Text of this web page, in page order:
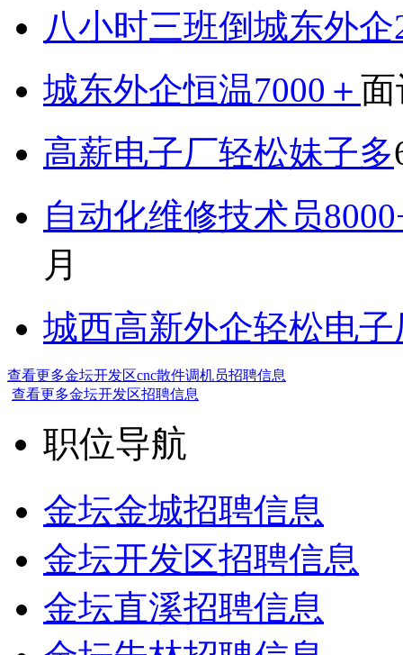
八小时三班倒城东外企
城东外企恒温7000＋
高薪电子厂轻松妹子多
自动化维修技术员
月
城西高新外企轻松电子
查看更多金坛开发区cnc散件调机员招聘信息
查看更多金坛开发区招聘信息
职位导航
金坛金城招聘信息
金坛开发区招聘信息
金坛直溪招聘信息